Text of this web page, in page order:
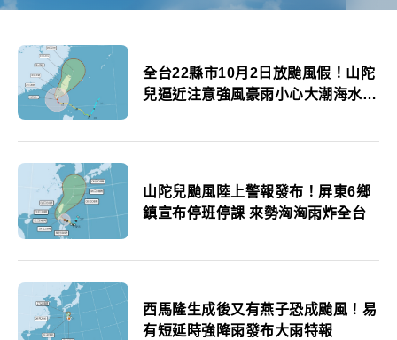
全台22縣市10月2日放颱風假！山陀
兒逼近注意強風豪雨小心大潮海水倒
山陀兒颱風陸上警報發布！屏東6鄉
鎮宣布停班停課 來勢洶洶雨炸全台
西馬隆生成後又有燕子恐成颱風！易
有短延時強降雨發布大雨特報